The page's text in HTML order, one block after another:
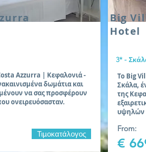
Azzurra | Κεφαλονιά -
δωμάτια και
να σας προσφέρουν
ονειρευόσασταν.
Τιμοκατάλογος
Big
Hotel
3* -
Το Big
Σκάλα,
της
υψηλών
From:
€